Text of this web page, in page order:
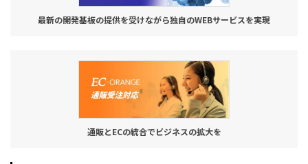
最新の開発基板の提供を受けながら独自のWEBサービスを実現
通販とECの統合でビジネスの拡大を